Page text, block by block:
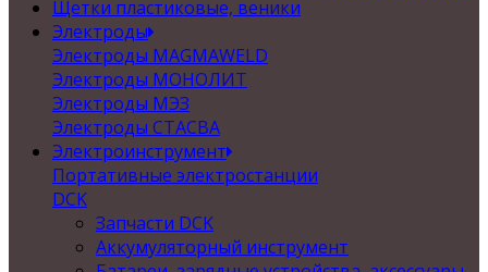
Щетки пластиковые, веники
Электроды
Электроды MAGMAWELD
Электроды МОНОЛИТ
Электроды МЭЗ
Электроды СТАСВА
Электроинструмент
Портативные электростанции
DCK
Запчасти DCK
Аккумуляторный инструмент